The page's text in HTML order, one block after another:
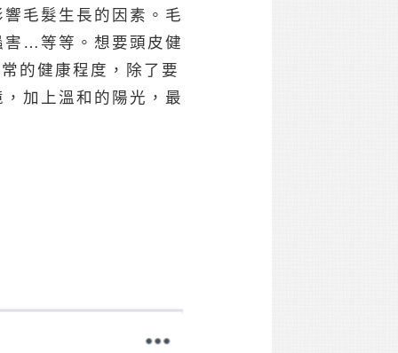
毛髮生長的因素。毛
害…等等。想要頭皮健
的健康程度，除了要
加上溫和的陽光，最